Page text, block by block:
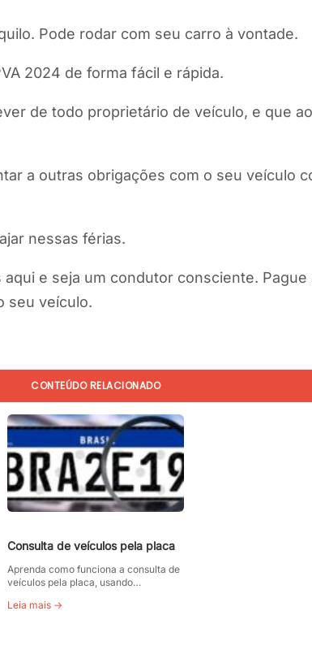
Pode rodar com seu carro à vontade.
2024 de forma fácil e rápida.
de todo proprietário de veículo, e que
a outras obrigações com o seu veículo
nessas férias.
e seja um condutor consciente.
seu veículo.
CONTEÚDO RELACIONADO
Consulta de veículos pela placa
Aprenda como funciona a consulta de
veículos pela placa, usando…
Leia mais →